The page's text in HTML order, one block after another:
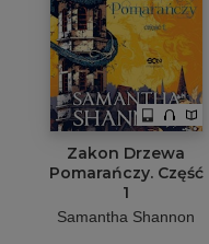
Zakon Drzewa
Pomarańczy. Część
1
Samantha Shannon